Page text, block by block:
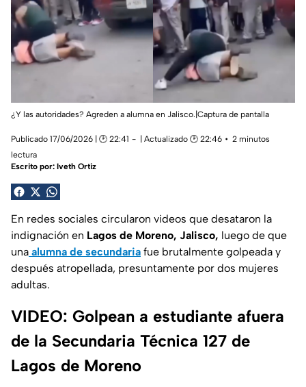
¿Y las autoridades? Agreden a alumna en Jalisco.|Captura de pantalla
Publicado 17/06/2026 | 🕑 22:41 | Actualizado 🕑 22:46
2 minutos
lectura
Escrito por: Iveth Ortiz
En redes sociales circularon videos que desataron la
indignación en Lagos de Moreno, Jalisco, luego de que
una alumna de secundaria fue brutalmente golpeada y
después atropellada, presuntamente por dos mujeres
adultas.
VIDEO: Golpean a estudiante afuera
de la Secundaria Técnica 127 de
Lagos de Moreno